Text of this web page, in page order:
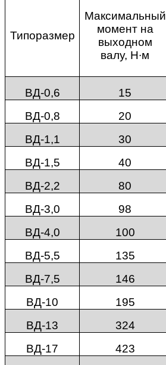
Типоразмер
Максимальный
момент на
выходном
валу, Н∙м
ВД-0,6 15
ВД-0,8 20
ВД-1,1 30
ВД-1,5 40
ВД-2,2 80
ВД-3,0 98
ВД-4,0 100
ВД-5,5 135
ВД-7,5 146
ВД-10 195
ВД-13 324
ВД-17 423